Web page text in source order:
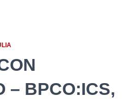
– BPCO:ICS,